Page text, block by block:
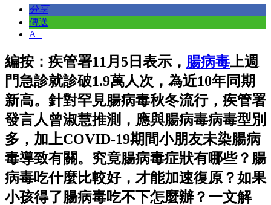
分享
傳送
A+
編按：疾管署11月5日表示， 腸病毒上週
門急診就診破1.9萬人次，為近10年同期
新高。針對罕見腸病毒秋冬流行，疾管署
發言人曾淑慧推測，應與腸病毒病毒型別
多，加上COVID-19期間小朋友未染腸病
毒導致有關。究竟腸病毒症狀有哪些？腸
病毒吃什麼比較好，才能加速復原？如果
小孩得了腸病毒吃不下怎麼辦？一文解